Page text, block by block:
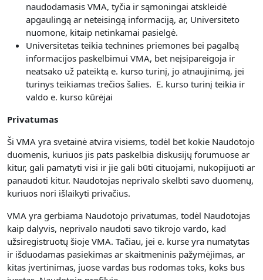
naudodamasis VMA, tyčia ir sąmoningai atskleidė
apgaulingą ar neteisingą informaciją, ar, Universiteto
nuomone, kitaip netinkamai pasielgė.
Universitetas teikia technines priemones bei pagalbą
informacijos paskelbimui VMA, bet neįsipareigoja ir
neatsako už pateiktą e. kurso turinį, jo atnaujinimą, jei
turinys teikiamas trečios šalies. E. kurso turinį teikia ir
valdo e. kurso kūrėjai
Privatumas
Ši VMA yra svetainė atvira visiems, todėl bet kokie Naudotojo
duomenis, kuriuos jis pats paskelbia diskusijų forumuose ar
kitur, gali pamatyti visi ir jie gali būti cituojami, nukopijuoti ar
panaudoti kitur. Naudotojas neprivalo skelbti savo duomenų,
kuriuos nori išlaikyti privačius.
VMA yra gerbiama Naudotojo privatumas, todėl Naudotojas
kaip dalyvis, neprivalo naudoti savo tikrojo vardo, kad
užsiregistruotų šioje VMA. Tačiau, jei e. kurse yra numatytas
ir išduodamas pasiekimas ar skaitmeninis pažymėjimas, ar
kitas įvertinimas, juose vardas bus rodomas toks, koks bus